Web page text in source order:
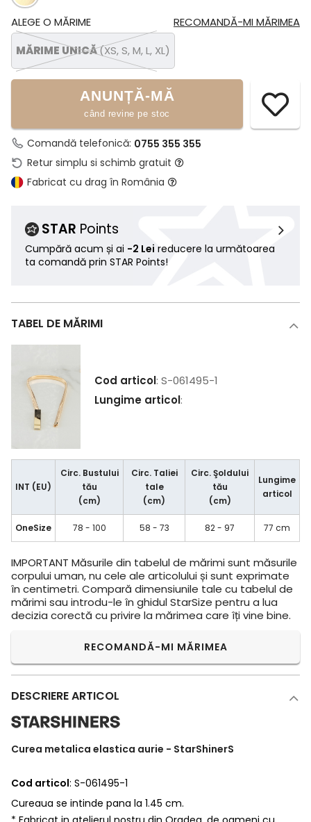
RECOMANDĂ-MI MĂRIMEA
ALEGE O MĂRIME
MĂRIME UNICĂ(XS, S, M, L, XL)
ANUNȚĂ-MĂ
când revine pe stoc
Comandă telefonică: 0755 355 355
Retur simplu si schimb gratuit
Fabricat cu drag în România
STAR Points
Cumpără acum și ai -2 Lei reducere la următoarea
ta comandă prin STAR Points!
TABEL DE MĂRIMI
Cod articol: S-061495-1
Lungime articol:
INT (EU)
Circ. Bustului
tău
(cm)
Circ. Taliei
tale
(cm)
Circ. Şoldului
tău
(cm)
Lungime
articol
OneSize 78 - 100 58 - 73 82 - 97 77 cm
IMPORTANT Măsurile din tabelul de mărimi sunt măsurile
corpului uman, nu cele ale articolului și sunt exprimate
în centimetri. Compară dimensiunile tale cu tabelul de
mărimi sau introdu-le în ghidul StarSize pentru a lua
decizia corectă cu privire la mărimea care îți vine bine.
RECOMANDĂ-MI MĂRIMEA
DESCRIERE ARTICOL
Curea metalica elastica aurie - StarShinerS
Cod articol: S-061495-1
Cureaua se intinde pana la 1.45 cm.